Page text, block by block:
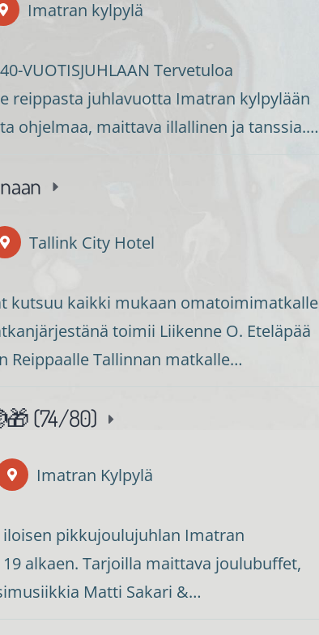
Imatran kylpylä
VUOTISJUHLAAN Tervetuloa
reippasta juhlavuotta Imatran kylpylään
ohjelmaa, maittava illallinen ja tanssia.…
Tallink City Hotel
kutsuu kaikki mukaan omatoimimatkalle
toimii Liikenne O. Eteläpää
Reippaalle Tallinnan matkalle…
(74/80)
Imatran Kylpylä
pikkujoulujuhlan Imatran
19 alkaen. Tarjoilla maittava joulubuffet,
Matti Sakari &…